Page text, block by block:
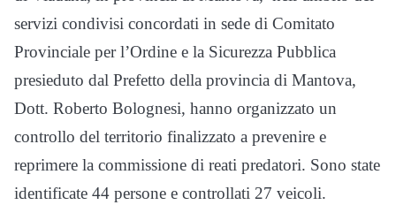
servizi condivisi concordati in sede di Comitato
Provinciale per l’Ordine e la Sicurezza Pubblica
presieduto dal Prefetto della provincia di Mantova,
Dott. Roberto Bolognesi, hanno organizzato un
controllo del territorio finalizzato a prevenire e
reprimere la commissione di reati predatori. Sono state
identificate 44 persone e controllati 27 veicoli.